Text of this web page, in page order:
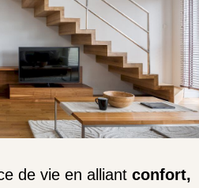
de vie en alliant confort,